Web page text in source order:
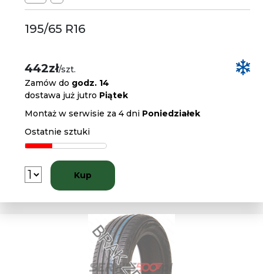
195/65 R16
442zł/szt.
Zamów do godz. 14
dostawa już jutro Piątek
Montaż w serwisie za 4 dni Poniedziałek
Ostatnie sztuki
Kup